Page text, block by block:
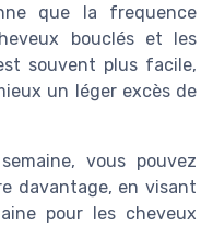
que la frequence
bouclés et les
souvent plus facile,
un léger excès de
vous pouvez
davantage, en visant
pour les cheveux